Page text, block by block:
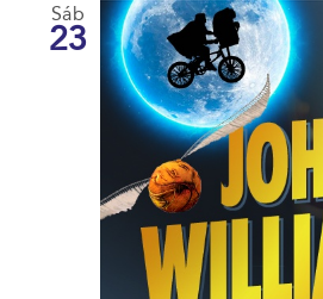
Sáb
23